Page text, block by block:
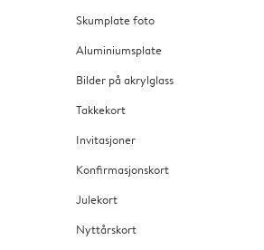
Skumplate foto
Aluminiumsplate
Bilder på akrylglass
Takkekort
Invitasjoner
Konfirmasjonskort
Julekort
Nyttårskort